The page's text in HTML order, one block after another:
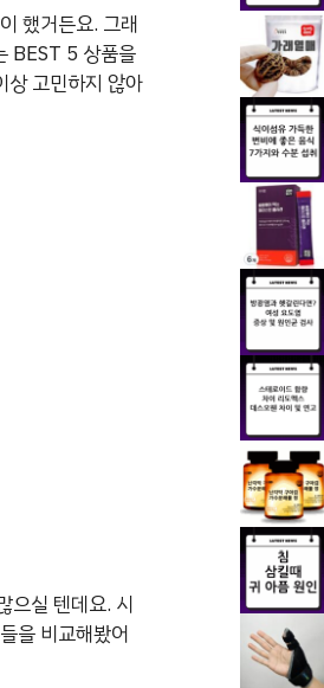
했거든요. 그래
BEST 5 상품을
상 고민하지 않아
으실 텐데요. 시
을 비교해봤어